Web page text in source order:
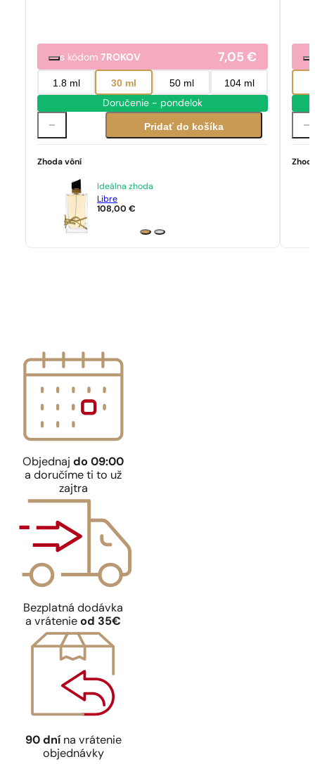
s kódom7ROKOV 7,05€
1.8 ml 30 ml 50 ml 104 ml
Doručenie - pondelok
Pridať do košíka
Zhoda vôní
Ideálna zhoda
Libre
108,00€
Objednajdo 09:00
a doručíme ti to už
zajtra
Bezplatná dodávka
a vrátenieod 35€
90 dnína vrátenie
objednávky